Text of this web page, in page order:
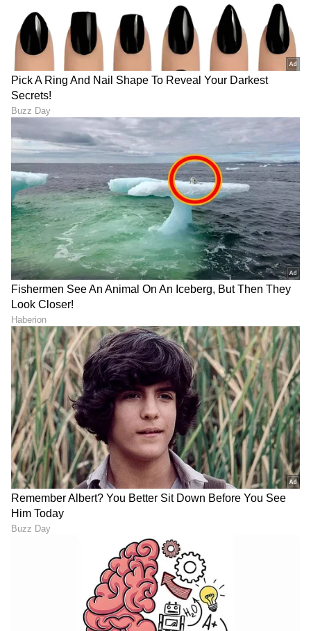
'ಅಮೃತಧಾರೆ'ಯಲ್ಲಿ ನಾಗತಿಹಳ್ಳಿ
ಚಂದ್ರಶೇಖರ್ ಸಿನಿಮಾದ ನೆನಪು..
ಭೂಮಿಕಾ ಬಗ್ಗೆ ಅಭಿಮಾನಿಗಳಲ್ಲಿ
ಶುರುವಾಯ್ತು ಆತಂಕ!
Suspend: ಕುಡಿದು ಕಾರು ಓಡಿಸಿದ
'ಯೂಟ್ಯೂಬರ್ ಧನ್ಯ' ಲೈಸೆನ್ಸ್ 3
LATEST VIDEOS
"ರಾಜಕೀಯ ಬೇಡ, ಸಿನಿಮಾನೇ ಪ್ರಾಣ":
ಕನಕೋತ್ಸವದಲ್ಲಿ ರಿಷಬ್ ಶೆಟ್ಟಿ | Rishab
Shetty speech | Suvarna News
ಶೇ.50 ರಿಂದ ಶೇ.18 ಕ್ಕೆ TAX ಇಳಿಕೆ: ಮೋದಿ-
ಟ್ರಂಪ್ ಐತಿಹಾಸಿಕ ಒಪ್ಪಂದ | India US
Trade Deal | Party Rounds